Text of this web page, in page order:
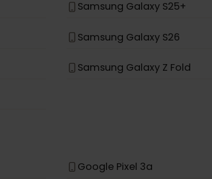
Samsung Galaxy S20
Samsung Galaxy Z